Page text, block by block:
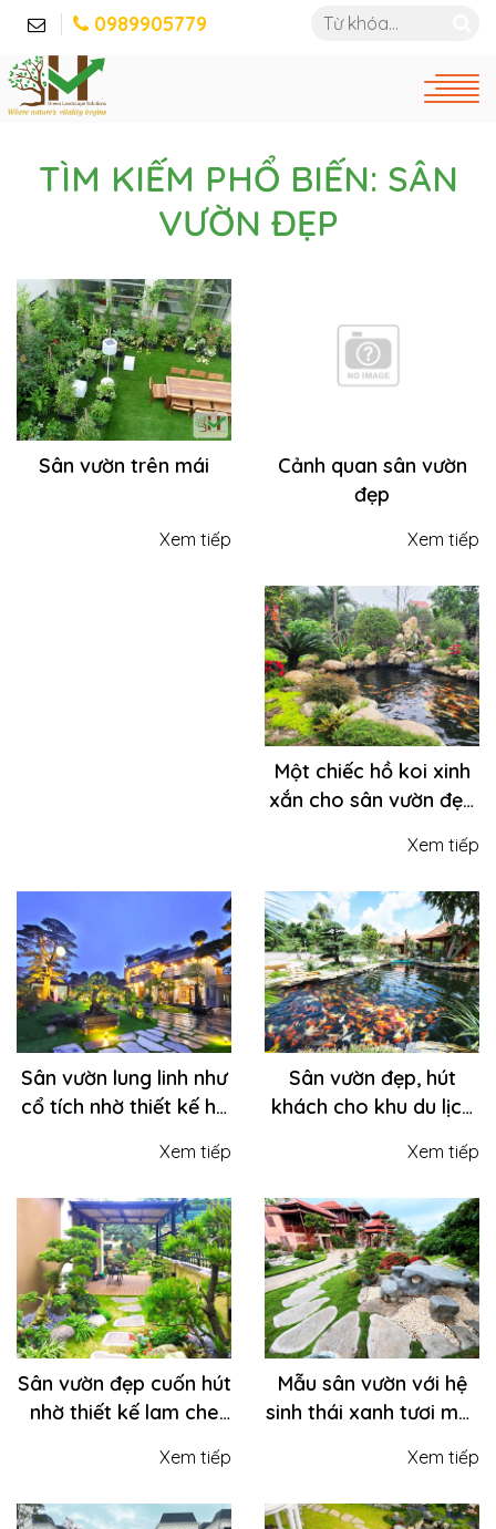
0989905779
TÌM KIẾM PHỔ BIẾN: SÂN
VƯỜN ĐẸP
Sân vườn trên mái
Xem tiếp
Cảnh quan sân vườn
đẹp
Xem tiếp
Một chiếc hồ koi xinh
xắn cho sân vườn đẹp
thẩm mỹ cho ngôi nhà
của bạn
Xem tiếp
Sân vườn lung linh như
cổ tích nhờ thiết kế hệ
chuyên nghiệpXem tiếp
Sân vườn đẹp, hút
khách cho khu du lịch
Xem tiếp
Sân vườn đẹp cuốn hút
nhờ thiết kế lam che
điểm không gian sống
Xem tiếp
Mẫu sân vườn với hệ
sinh thái xanh tươi mát
thủy, nâng tầm cuộc
sống
Xem tiếp